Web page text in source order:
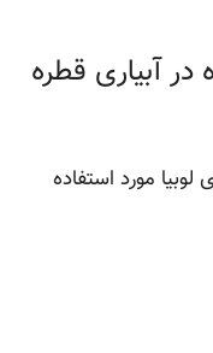
در آبیاری قطره
لوبیا مورد استفاده